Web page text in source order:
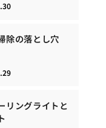
除の落とし穴
リングライトと